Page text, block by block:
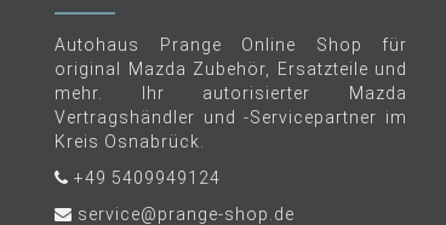
Autohaus Prange Online Shop für
original Mazda Zubehör, Ersatzteile und
mehr. Ihr autorisierter Mazda
Vertragshändler und -Servicepartner im
Kreis Osnabrück.
+49 5409949124
service@prange-shop.de